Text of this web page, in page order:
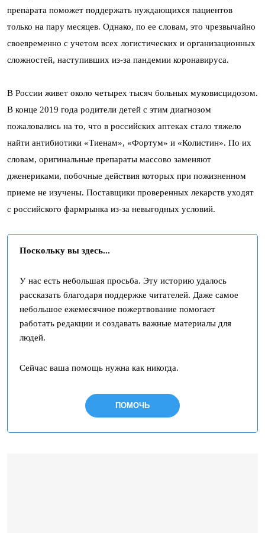
препарата поможет поддержать нуждающихся пациентов
только на пару месяцев. Однако, по ее словам, это чрезвычайно
своевременно с учетом всех логистических и организационных
сложностей, наступивших из-за пандемии коронавируса.
В России живет около четырех тысяч больных муковисцидозом.
В конце 2019 года родители детей с этим диагнозом
пожаловались на то, что в российских аптеках стало тяжело
найти антибиотики «Тиенам», «Фортум» и «Колистин». По их
словам, оригинальные препараты массово заменяют
дженериками, побочные действия которых при пожизненном
приеме не изучены. Поставщики проверенных лекарств уходят
с российского фармрынка из-за невыгодных условий.
Поскольку вы здесь...
У нас есть небольшая просьба. Эту историю удалось
рассказать благодаря поддержке читателей. Даже самое
небольшое ежемесячное пожертвование помогает
работать редакции и создавать важные материалы для
людей.
Сейчас ваша помощь нужна как никогда.
ПОМОЧЬ